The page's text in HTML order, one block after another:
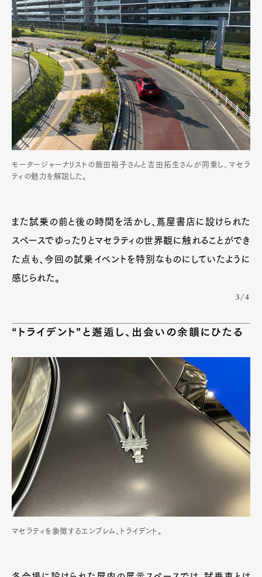
モータージャーナリストの飯田裕子さんと吉田拓生さんが同乗し、マセラ
ティの魅力を解説した。
また試乗の前と後の時間を活かし、蔦屋書店に設けられた
スペースでゆったりとマセラティの世界観に触れることができ
た点も、今回の試乗イベントを特別なものにしていたように
感じられた。
3/4
“トライデント”と邂逅し、出会いの余韻にひたる
マセラティを象徴するエンブレム、トライデント。